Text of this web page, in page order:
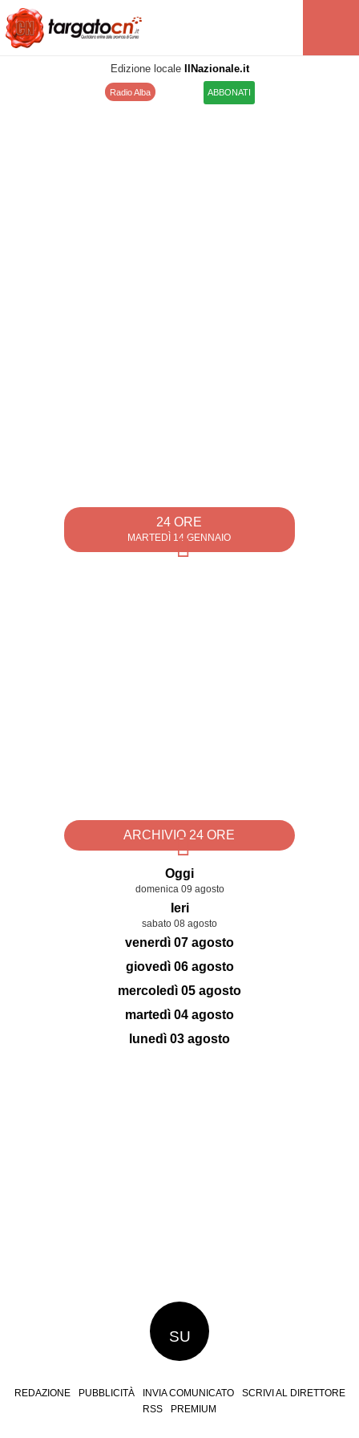
Edizione locale IlNazionale.it
Radio Alba ABBONATI
24 ORE
MARTEDÌ 14 GENNAIO
ARCHIVIO 24 ORE
Oggi
domenica 09 agosto
Ieri
sabato 08 agosto
venerdì 07 agosto
giovedì 06 agosto
mercoledì 05 agosto
martedì 04 agosto
lunedì 03 agosto
SU
REDAZIONE PUBBLICITÀ INVIA COMUNICATO
SCRIVI AL DIRETTORE
RSS
PREMIUM